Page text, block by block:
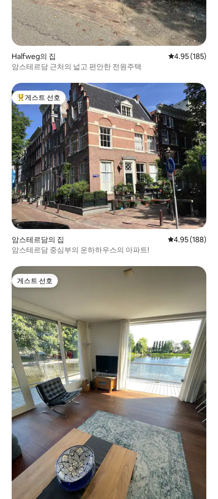
Halfweg의 집 평점 4.95점(5
4.95 (185)
암스테르담 근처의 넓고 편안한 전원주택
상위 게스트 선호
게스트 선호
암스테르담의 집 평점 4.95점(5
4.95 (188)
암스테르담 중심부의 운하하우스의 아파트!
게스트 선호
게스트 선호